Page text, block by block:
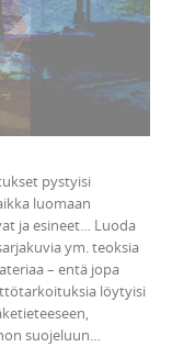
pystyisi
luomaan
ja esineet… Luoda
ym. teoksia
– entä jopa
löytyisi
suojeluun…